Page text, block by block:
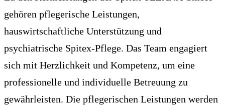
gehören pflegerische Leistungen,
hauswirtschaftliche Unterstützung und
psychiatrische Spitex-Pflege. Das Team engagiert
sich mit Herzlichkeit und Kompetenz, um eine
professionelle und individuelle Betreuung zu
gewährleisten. Die pflegerischen Leistungen werden